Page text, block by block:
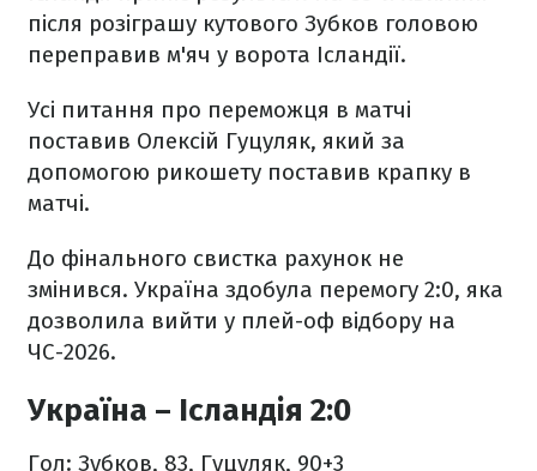
після розіграшу кутового Зубков головою
переправив м'яч у ворота Ісландії.
Усі питання про переможця в матчі
поставив Олексій Гуцуляк, який за
допомогою рикошету поставив крапку в
матчі.
До фінального свистка рахунок не
змінився. Україна здобула перемогу 2:0, яка
дозволила вийти у плей-оф відбору на
ЧС-2026.
Україна – Ісландія 2:0
Гол: Зубков, 83, Гуцуляк, 90+3